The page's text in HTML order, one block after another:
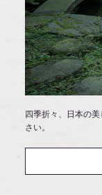
四季折々、日本の
さい。